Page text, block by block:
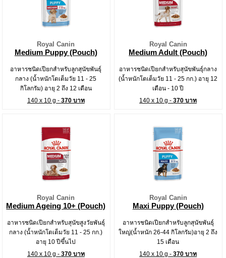
Royal Canin
Medium Puppy (Pouch)
อาหารชนิดเปียกสำหรับลูกสุนัขพันธุ์
กลาง (น้ำหนักโตเต็มวัย 11 - 25
กิโลกรัม) อายุ 2 ถึง 12 เดือน
140 x 10 g - 370 บาท
Royal Canin
Medium Adult (Pouch)
อาหารชนิดเปียกสำหรับสุนัขพันธุ์กลาง
(น้ำหนักโตเต็มวัย 11 - 25 กก.) อายุ 12
เดือน - 10 ปี
140 x 10 g -370 บาท
Royal Canin
Medium Ageing 10+ (Pouch)
อาหารชนิดเปียกสำหรับสุนัขสูงวัยพันธุ์
กลาง (น้ำหนักโตเต็มวัย 11 - 25 กก.)
อายุ 10 ปีขึ้นไป
140 x 10 g - 370 บาท
Royal Canin
Maxi Puppy (Pouch)
อาหารชนิดเปียกสำหรับลูกสุนัขพันธุ์
ใหญ่(น้ำหนัก 26-44 กิโลกรัม)อายุ 2 ถึง
15 เดือน
140 x 10 g -370 บาท